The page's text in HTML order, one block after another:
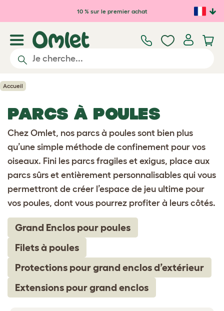
Passer au contenu principal
10 % sur le premier achat
Accueil
PARCS À POULES
Chez Omlet, nos parcs à poules sont bien plus
qu’une simple méthode de confinement pour vos
oiseaux. Fini les parcs fragiles et exigus, place aux
parcs sûrs et entièrement personnalisables qui vous
permettront de créer l’espace de jeu ultime pour
vos poules, dont vous pourrez profiter à leurs côtés.
Grand Enclos pour poules
Filets à poules
Protections pour grand enclos d’extérieur
Extensions pour grand enclos